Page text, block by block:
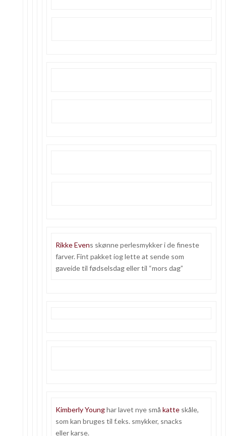
Rikke Evens skønne perlesmykker i de fineste
farver. Fint pakket iog lette at sende som
gaveide til fødselsdag eller til “mors dag”
Kimberly Younghar lavet nye småkatte skåle,
som kan bruges til f.eks. smykker, snacks
eller karse.